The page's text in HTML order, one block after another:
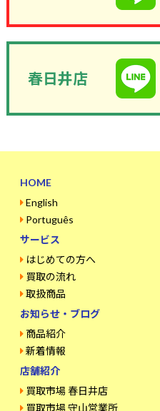
春日井店
HOME
English
Português
サービス
はじめての方へ
買取の流れ
取扱商品
お知らせ・ブログ
商品紹介
新着情報
店舗紹介
買取市場 春日井店
買取市場 守山営業所